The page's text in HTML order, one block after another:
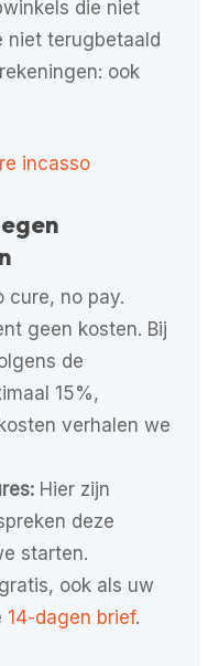
die niet
niet terugbetaald
ook
incasso
cure, no pay.
geen kosten. Bij
de
15%,
verhalen we
Hier zijn
deze
starten.
ook als uw
14-dagen brief.